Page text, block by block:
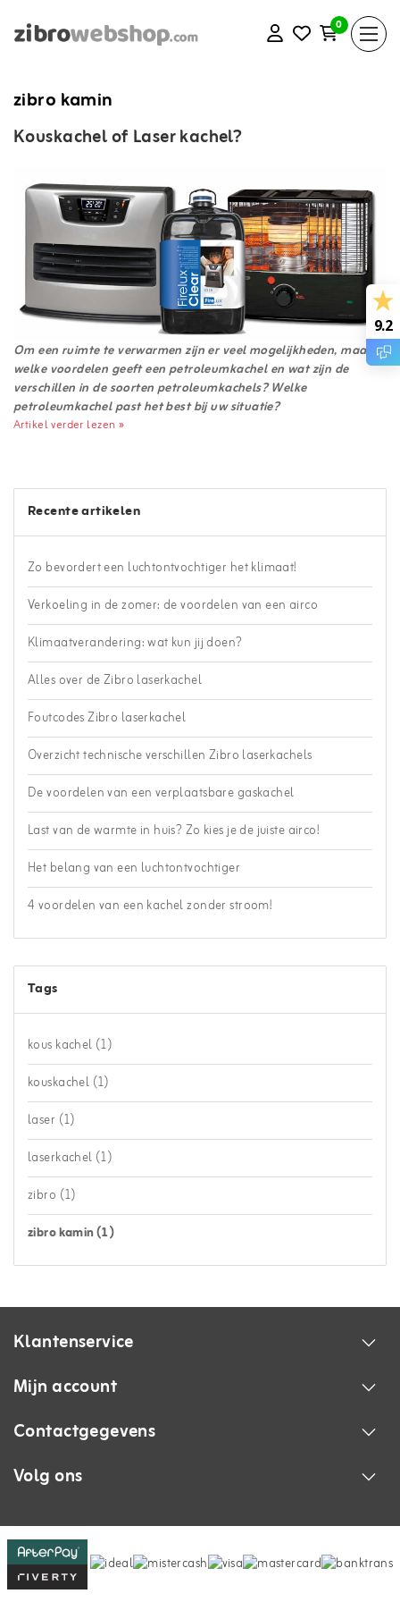
0
zibro kamin
Kouskachel of Laser kachel?
Om een ruimte te verwarmen zijn er veel mogelijkheden, maar
welke voordelen geeft een petroleumkachel en wat zijn de
verschillen in de soorten petroleumkachels? Welke
petroleumkachel past het best bij uw situatie?
Artikel verder lezen »
Recente artikelen
Zo bevordert een luchtontvochtiger het klimaat!
Verkoeling in de zomer: de voordelen van een airco
Klimaatverandering: wat kun jij doen?
Alles over de Zibro laserkachel
Foutcodes Zibro laserkachel
Overzicht technische verschillen Zibro laserkachels
De voordelen van een verplaatsbare gaskachel
Last van de warmte in huis? Zo kies je de juiste airco!
Het belang van een luchtontvochtiger
4 voordelen van een kachel zonder stroom!
Tags
kous kachel (1)
kouskachel (1)
laser (1)
laserkachel (1)
zibro (1)
zibro kamin(1)
Klantenservice
Mijn account
Contactgegevens
Volg ons
9.2